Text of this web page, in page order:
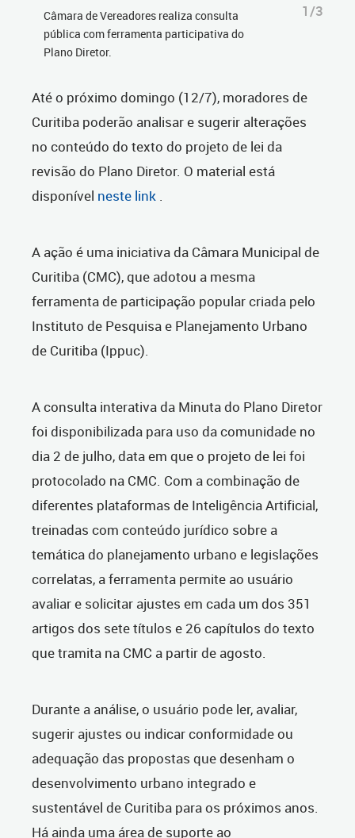
Câmara de Vereadores realiza consulta
pública com ferramenta participativa do
Plano Diretor.
1/3
Até o próximo domingo (12/7), moradores de
Curitiba poderão analisar e sugerir alterações
no conteúdo do texto do projeto de lei da
revisão do Plano Diretor. O material está
disponível neste link .
A ação é uma iniciativa da Câmara Municipal de
Curitiba (CMC), que adotou a mesma
ferramenta de participação popular criada pelo
Instituto de Pesquisa e Planejamento Urbano
de Curitiba (Ippuc).
A consulta interativa da Minuta do Plano Diretor
foi disponibilizada para uso da comunidade no
dia 2 de julho, data em que o projeto de lei foi
protocolado na CMC. Com a combinação de
diferentes plataformas de Inteligência Artificial,
treinadas com conteúdo jurídico sobre a
temática do planejamento urbano e legislações
correlatas, a ferramenta permite ao usuário
avaliar e solicitar ajustes em cada um dos 351
artigos dos sete títulos e 26 capítulos do texto
que tramita na CMC a partir de agosto.
Durante a análise, o usuário pode ler, avaliar,
sugerir ajustes ou indicar conformidade ou
adequação das propostas que desenham o
desenvolvimento urbano integrado e
sustentável de Curitiba para os próximos anos.
Há ainda uma área de suporte ao